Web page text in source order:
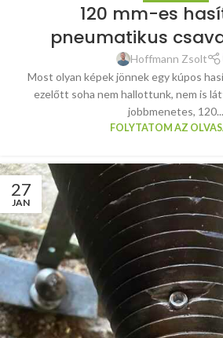
120 mm-es
pneumatikus
Hoffmann Zsolt
Most olyan képek jönnek egy kúpos
ezelőtt soha nem hallottunk, nem is
jobbmenetes, 120...
FOLYTATOM AZ
27
JAN